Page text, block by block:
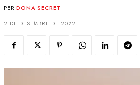
PER DONA SECRET
2 DE DESEMBRE DE 2022